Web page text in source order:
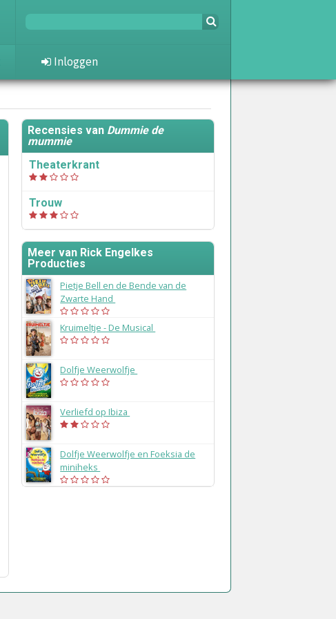
Inloggen
Recensies van Dummie de
mummie
Theaterkrant
Trouw
Meer van Rick Engelkes
Producties
Pietje Bell en de Bende van de
Zwarte Hand
Kruimeltje - De Musical
Dolfje Weerwolfje
Verliefd op Ibiza
Dolfje Weerwolfje en Foeksia de
miniheks